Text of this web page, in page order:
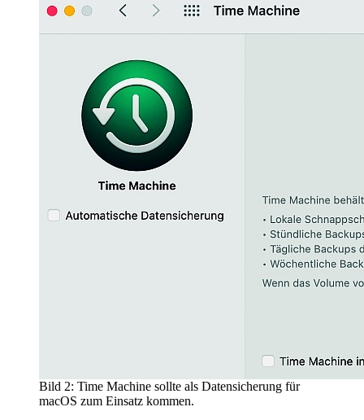
Bild 2: Time Machine sollte als Datensicherung für
macOS zum Einsatz kommen.